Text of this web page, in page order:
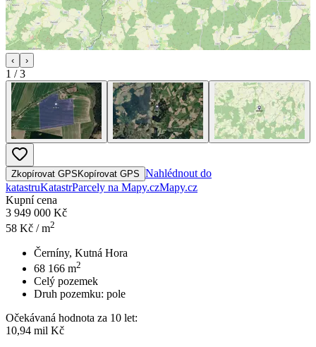
‹ ›
1 /3
Zkopírovat GPS Kopírovat GPS Nahlédnout do
katastruKatastrParcely na Mapy.czMapy.cz
Kupní cena
3 949 000 Kč
58 Kč / m2
Černíny, Kutná Hora
68 166 m2
Celý pozemek
Druh pozemku: pole
Očekávaná hodnota za 10 let:
10,94 mil Kč